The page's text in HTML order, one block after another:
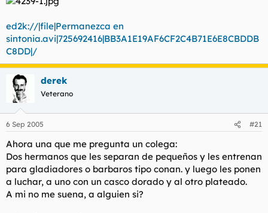
ed2k://|file|Permanezca en
sintonia.avi|725692416|BB3A1E19AF6CF2C4B71E6E8CBDDB
C8DD|/
derek
Veterano
6 Sep 2005 #21
Ahora una que me pregunta un colega:
Dos hermanos que les separan de pequeños y les entrenan
para gladiadores o barbaros tipo conan. y luego les ponen
a luchar, a uno con un casco dorado y al otro plateado.
A mi no me suena, a alguien si?